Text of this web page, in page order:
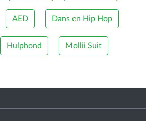
AED Dans en Hip Hop
Hulphond Mollii Suit